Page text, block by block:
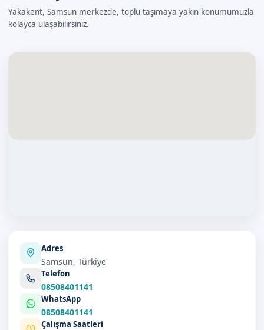
Yakakent, Samsun merkezde, toplu taşımaya yakın konumumuzla
kolayca ulaşabilirsiniz.
Adres
Samsun, Türkiye
Telefon
08508401141
WhatsApp
08508401141
Çalışma Saatleri